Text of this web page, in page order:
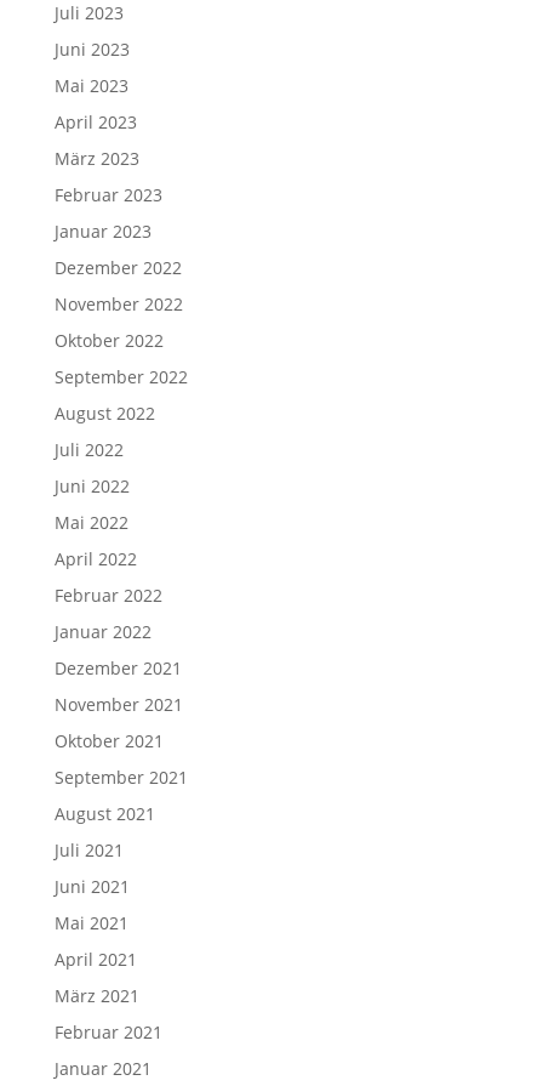
Juli 2023
Juni 2023
Mai 2023
April 2023
März 2023
Februar 2023
Januar 2023
Dezember 2022
November 2022
Oktober 2022
September 2022
August 2022
Juli 2022
Juni 2022
Mai 2022
April 2022
Februar 2022
Januar 2022
Dezember 2021
November 2021
Oktober 2021
September 2021
August 2021
Juli 2021
Juni 2021
Mai 2021
April 2021
März 2021
Februar 2021
Januar 2021